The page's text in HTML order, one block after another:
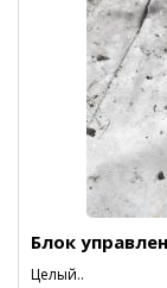
Блок
Целый..